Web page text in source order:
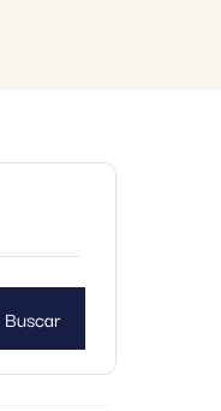
Buscar